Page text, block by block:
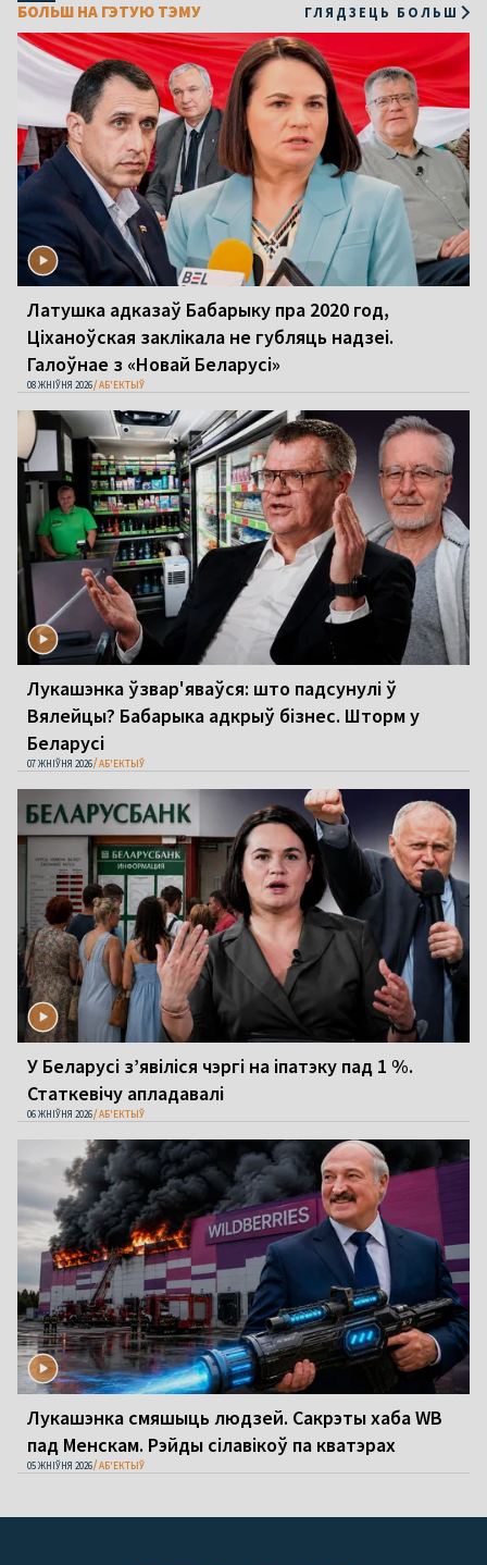
БОЛЬШ НА ГЭТУЮ ТЭМУ ГЛЯДЗЕЦЬ БОЛЬШ
Латушка адказаў Бабарыку пра 2020 год,
Ціханоўская заклікала не губляць надзеі.
Галоўнае з «Новай Беларусі»
08 ЖНІЎНЯ 2026 АБ'ЕКТЫЎ
Лукашэнка ўзвар'яваўся: што падсунулі ў
Вялейцы? Бабарыка адкрыў бізнес. Шторм у
Беларусі
07 ЖНІЎНЯ 2026 АБ'ЕКТЫЎ
У Беларусі з’явіліся чэргі на іпатэку пад 1 %.
Статкевічу апладавалі
06 ЖНІЎНЯ 2026 АБ'ЕКТЫЎ
Лукашэнка смяшыць людзей. Сакрэты хаба WB
пад Менскам. Рэйды сілавікоў па кватэрах
05 ЖНІЎНЯ 2026 АБ'ЕКТЫЎ